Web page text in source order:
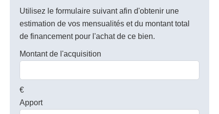
Utilisez le formulaire suivant afin d'obtenir une
estimation de vos mensualités et du montant total
de financement pour l'achat de ce bien.
Montant de l'acquisition
€
Apport